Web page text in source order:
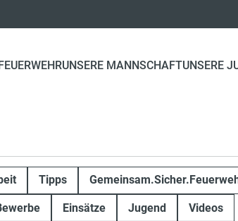
UNSERE MANNSCHAFTUNSERE
Tipps
Einsätze Jugend Videos